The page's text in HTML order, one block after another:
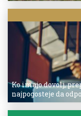
Ko imajo dovolj,
najpogosteje da